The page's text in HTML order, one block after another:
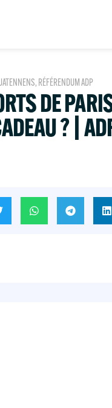
, RÉFÉRENDUM ADP
DE
? |